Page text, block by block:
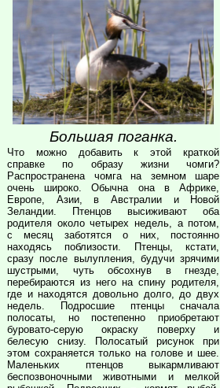
Большая поганка.
Что можно добавить к этой краткой
справке по образу жизни чомги?
Распространена чомга на земном шаре
очень широко. Обычна она в Африке,
Европе, Азии, в Австралии и Новой
Зеландии. Птенцов высиживают оба
родителя около четырех недель, а потом,
с месяц заботятся о них, постоянно
находясь поблизости. Птенцы, кстати,
сразу после вылупления, будучи зрячими
шустрыми, чуть обсохнув в гнезде,
перебираются из него на спину родителя,
где и находятся довольно долго, до двух
недель. Подросшие птенцы сначала
полосаты, но постепенно приобретают
буровато-серую окраску поверху и
белесую снизу. Полосатый рисунок при
этом сохраняется только на голове и шее.
Маленьких птенцов выкармливают
беспозвоночными животными и мелкой